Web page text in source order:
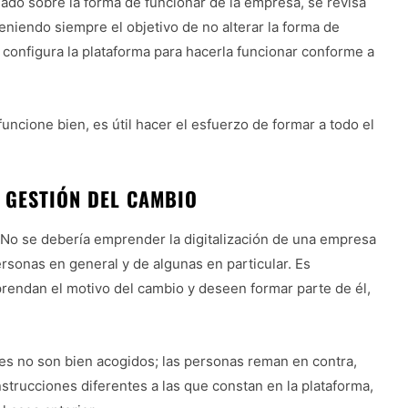
siempre el objetivo de no alterar la forma de
la plataforma para hacerla funcionar conforme a
bien, es útil hacer el esfuerzo de formar a todo el
DEL CAMBIO
se debería emprender la digitalización de una empresa
en general y de algunas en particular. Es
el motivo del cambio y deseen formar parte de él,
no son bien acogidos; las personas reman en contra,
diferentes a las que constan en la plataforma,